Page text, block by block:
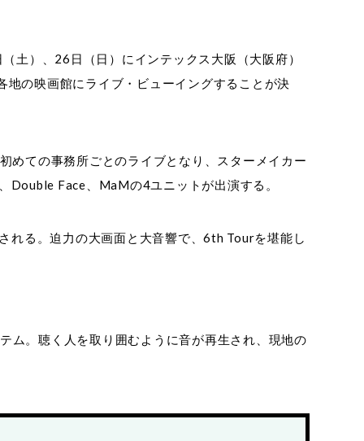
）、26日（日）にインテックス大阪（大阪府）
の映画館にライブ・ビューイングすることが決
めての事務所ごとのライブとなり、スターメイカー
Face、MaMの4ユニットが出演する。
れる。迫力の大画面と大音響で、6th Tourを堪能し
ム。聴く人を取り囲むように音が再生され、現地の